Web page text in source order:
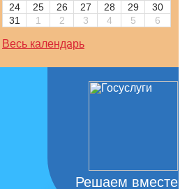
24
25 26 27 28 29
30
31
1 2 3 4 5 6
Весь календарь
Решаем вместе